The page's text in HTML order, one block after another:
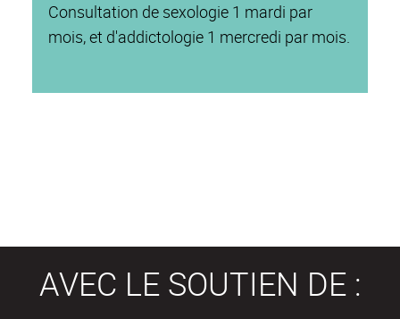
Consultation de sexologie 1 mardi par
mois, et d'addictologie 1 mercredi par mois.
AVEC LE SOUTIEN DE :